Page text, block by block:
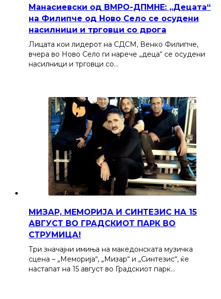
Манасиевски од ВМРО-ДПМНЕ: „Децата“
на Филипче од Ново Село се осудени
насилници и трговци со дрога
Лицата кои лидерот на СДСМ, Венко Филипче,
вчера во Ново Село ги нарече „деца“ се осудени
насилници и трговци со…
МИЗАР, МЕМОРИЈА И СИНТЕЗИС НА 15
АВГУСТ ВО ГРАДСКИОТ ПАРК ВО
СТРУМИЦА!
Три значајни имиња на македонската музичка
сцена – „Меморија“, „Мизар“ и „Синтезис“, ќе
настапат на 15 август во Градскиот парк…